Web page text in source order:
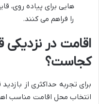
هایی برای پیاده روی،
را فراهم می کنند.
اقامت در نزدیکی
کجاست؟
برای تجربه حداکثری از
انتخاب محل اقامت مناسب